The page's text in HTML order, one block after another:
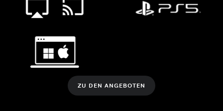
ZU DEN ANGEBOTEN